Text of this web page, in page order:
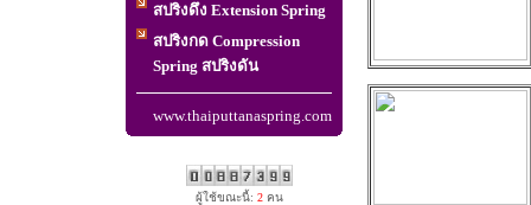
สปริงดึง Extension Spring
สปริงกด Compression
Spring สปริงดัน
www.thaiputtanaspring.com
ผู้ใช้ขณะนี้: 2 คน